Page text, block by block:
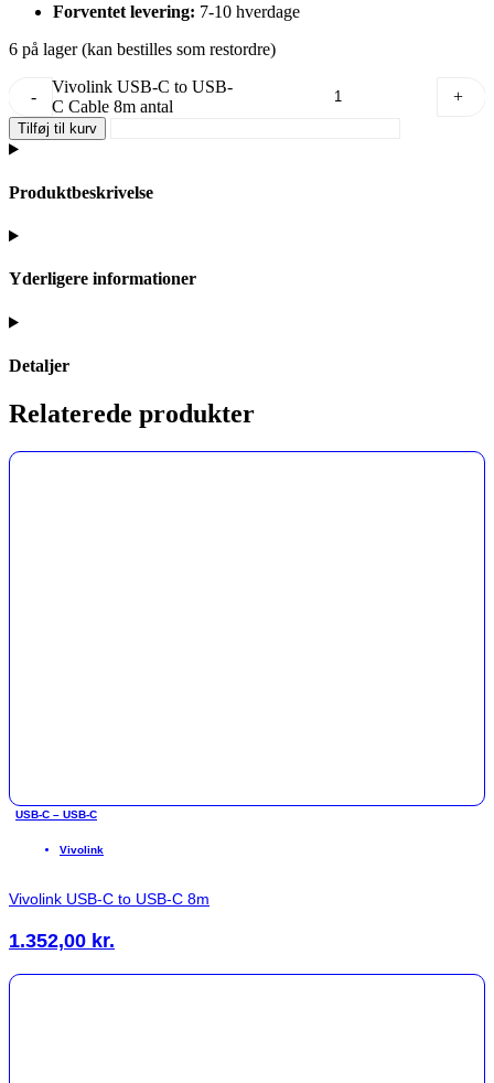
Forventet levering: 7-10 hverdage
6 på lager (kan bestilles som restordre)
-
Vivolink USB-C to USB-
C Cable 8m antal
+
Tilføj til kurv
Produktbeskrivelse
Yderligere informationer
Detaljer
Relaterede produkter
USB-C – USB-C
Vivolink
Vivolink USB-C to USB-C 8m
1.352,00 kr.